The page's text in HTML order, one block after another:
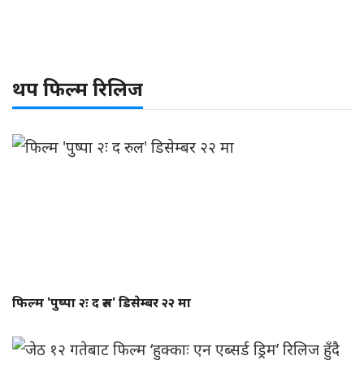
थप फिल्म रिलिज
फिल्म 'पुष्पा २ः द रुल' डिसेम्बर २२ मा